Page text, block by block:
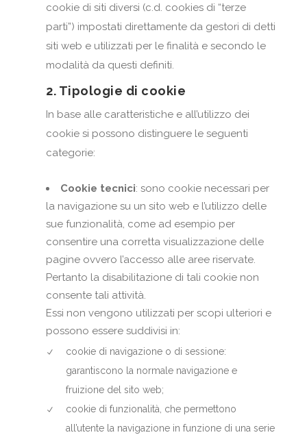
cookie di siti diversi (c.d. cookies di “terze
parti”) impostati direttamente da gestori di detti
siti web e utilizzati per le finalità e secondo le
modalità da questi definiti.
2. Tipologie di cookie
In base alle caratteristiche e all’utilizzo dei
cookie si possono distinguere le seguenti
categorie:
Cookie tecnici: sono cookie necessari per
la navigazione su un sito web e l’utilizzo delle
sue funzionalità, come ad esempio per
consentire una corretta visualizzazione delle
pagine ovvero l’accesso alle aree riservate.
Pertanto la disabilitazione di tali cookie non
consente tali attività.
Essi non vengono utilizzati per scopi ulteriori e
possono essere suddivisi in:
cookie di navigazione o di sessione:
garantiscono la normale navigazione e
fruizione del sito web;
cookie di funzionalità, che permettono
all’utente la navigazione in funzione di una serie